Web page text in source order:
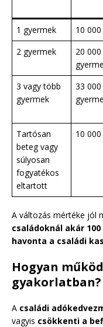
1 gyermek 10
2 gyermek
20
3 vagy több
gyermek
33
Tartósan
beteg vagy
súlyosan
fogyatékos
eltartott
10
A változás mértéke jól
családoknál akár
havonta a családi
Hogyan
gyakorlatban?
A családi
vagyis csökkenti a